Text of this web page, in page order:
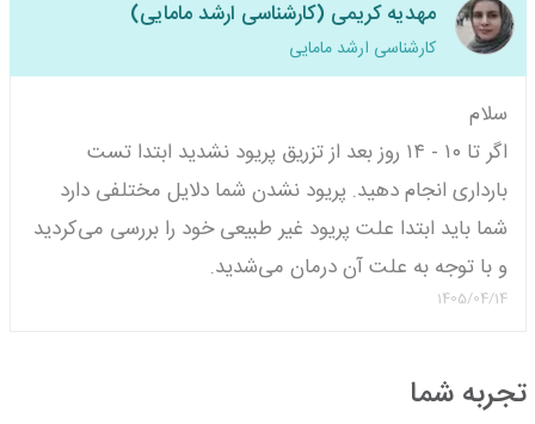
مهدیه کریمی (کارشناسی ارشد مامایی)
کارشناسی ارشد مامایی
سلام
اگر تا ۱۰ - ۱۴ روز بعد از تزریق پریود نشدید ابتدا تست
بارداری انجام دهید. پریود نشدن شما دلایل مختلفی دارد
شما باید ابتدا علت پریود غیر طبیعی خود را بررسی می‌کردید
و با توجه به علت آن درمان می‌شدید.
1405/04/14
تجربه شما